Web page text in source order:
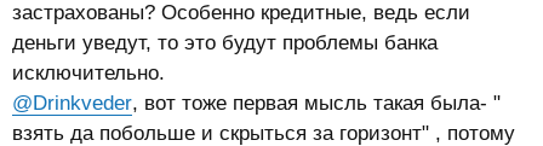
застрахованы? Особенно кредитные, ведь если
деньги уведут, то это будут проблемы банка
исключительно.
@Drinkveder, вот тоже первая мысль такая была- "
взять да побольше и скрыться за горизонт" , потому